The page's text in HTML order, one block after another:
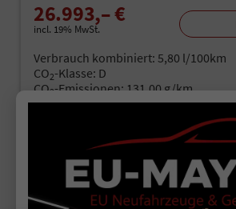
26.993,– €
incl. 19% MwSt.
Verbrauch kombiniert: 5,80 l/100km
CO2-Klasse: D
CO2-Emissionen: 131,00 g/km